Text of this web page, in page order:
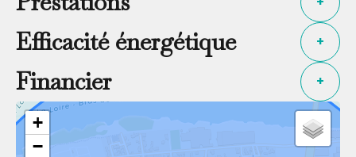
Efficacité énergétique +
Financier +
+
−